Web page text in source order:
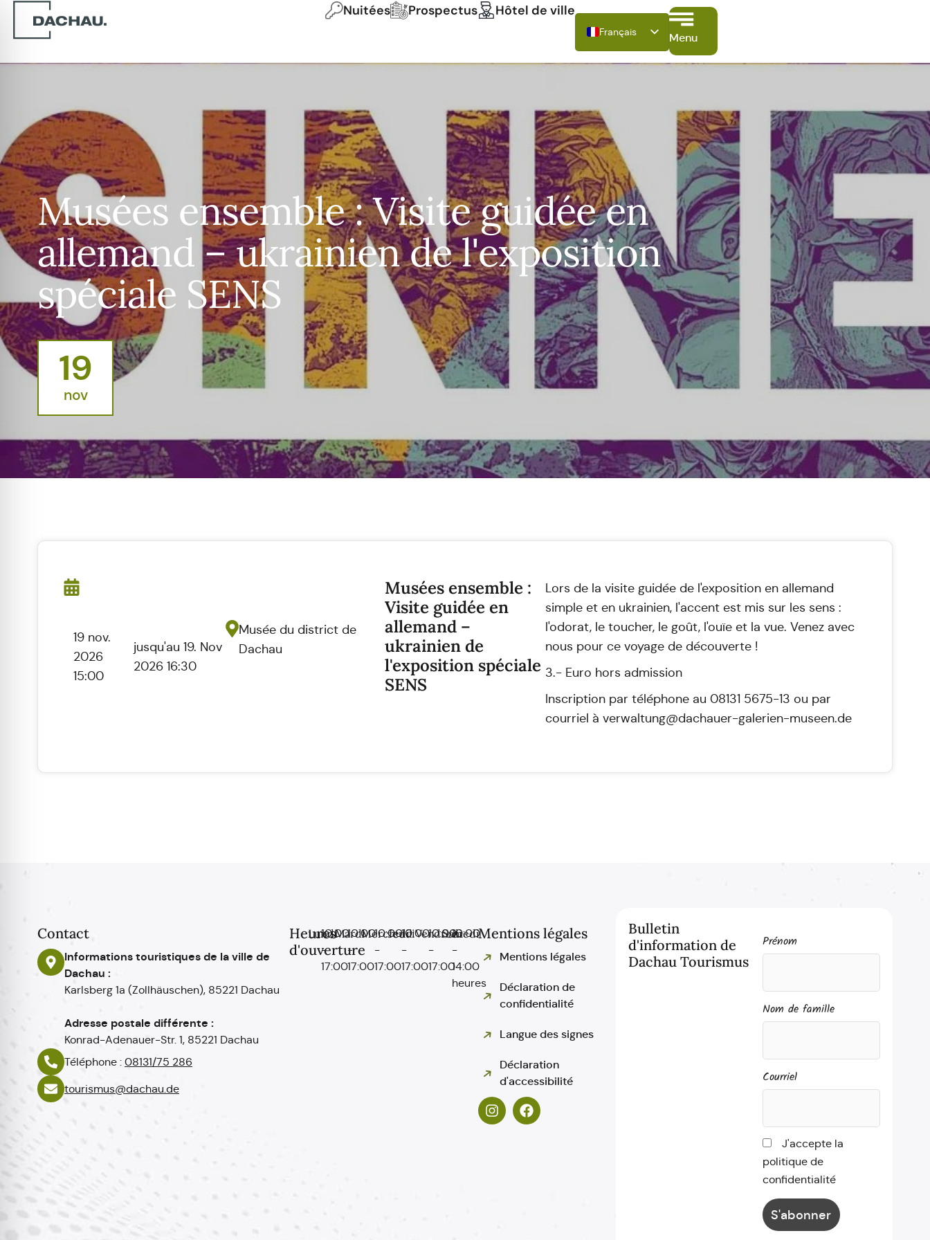
Nuitées Prospectus Hôtel de ville
Français
Deutsch
Español
Polski
Menu
Musées ensemble : Visite guidée en
allemand – ukrainien de l'exposition
spéciale SENS
19
nov
19 nov.
2026
15:00
jusqu'au 19. Nov
2026 16:30
Musée du district de
Dachau
Musées ensemble :
Visite guidée en
allemand –
ukrainien de
l'exposition spéciale
SENS
Lors de la visite guidée de l'exposition en allemand
simple et en ukrainien, l'accent est mis sur les sens :
l'odorat, le toucher, le goût, l'ouïe et la vue. Venez avec
nous pour ce voyage de découverte !
3.- Euro hors admission
Inscription par téléphone au 08131 5675-13 ou par
courriel à verwaltung@dachauer-galerien-museen.de
Contact
Informations touristiques de la ville de
Dachau :
Karlsberg 1a (Zollhäuschen), 85221 Dachau
Adresse postale différente :
Konrad-Adenauer-Str. 1, 85221 Dachau
Téléphone : 08131/75 286
tourismus@dachau.de
Heures
d'ouverture
Lundi
10:00
-
17:00
Mardi
10:00
-
17:00
Mercredi
10:00
-
17:00
Jeudi10:00
-
17:00
Vendredi
10:00
-
17:00
Samedi
10:00
-
14:00
heures
Mentions légales
Mentions légales
Déclaration de
confidentialité
Langue des signes
Déclaration
d'accessibilité
Bulletin
d'information de
Dachau Tourismus
Prénom
Nom de famille
Courriel
J'accepte la
politique de
confidentialité